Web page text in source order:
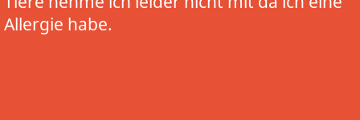
Allergie habe.